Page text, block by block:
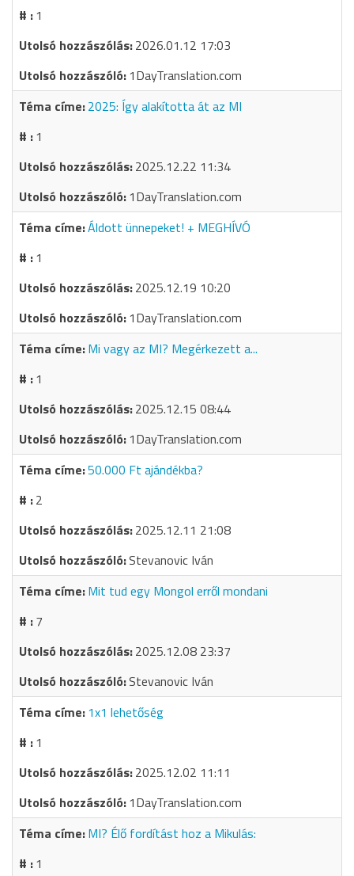
1
2026.01.12 17:03
1DayTranslation.com
2025: Így alakította át az MI
1
2025.12.22 11:34
1DayTranslation.com
Áldott ünnepeket! + MEGHÍVÓ
1
2025.12.19 10:20
1DayTranslation.com
Mi vagy az MI? Megérkezett a...
1
2025.12.15 08:44
1DayTranslation.com
50.000 Ft ajándékba?
2
2025.12.11 21:08
Stevanovic Iván
Mit tud egy Mongol erről mondani
7
2025.12.08 23:37
Stevanovic Iván
1x1 lehetőség
1
2025.12.02 11:11
1DayTranslation.com
MI? Élő fordítást hoz a Mikulás:
1